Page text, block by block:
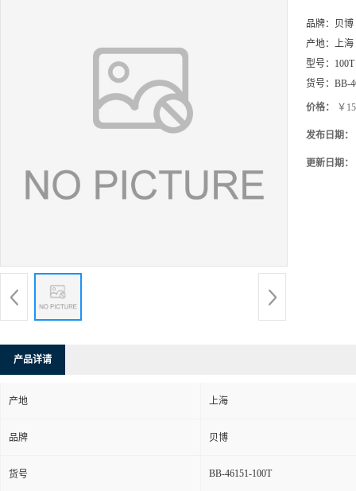
品牌： 贝博
产地： 上海
型号： 100T
货号： BB-
价格： ￥
发布日期：
更新日期：
产品详请
产地 上海
品牌 贝博
货号 BB-46151-100T